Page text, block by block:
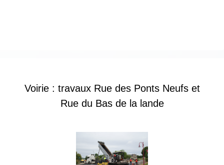
Voirie : travaux Rue des Ponts Neufs et
Rue du Bas de la lande